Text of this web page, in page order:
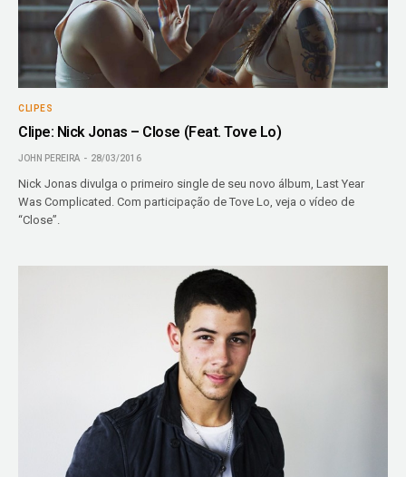
CLIPES
Clipe: Nick Jonas – Close (Feat. Tove Lo)
JOHN PEREIRA 28/03/2016
Nick Jonas divulga o primeiro single de seu novo álbum, Last Year
Was Complicated. Com participação de Tove Lo, veja o vídeo de
“Close”.